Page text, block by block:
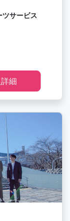
ツサービス
細